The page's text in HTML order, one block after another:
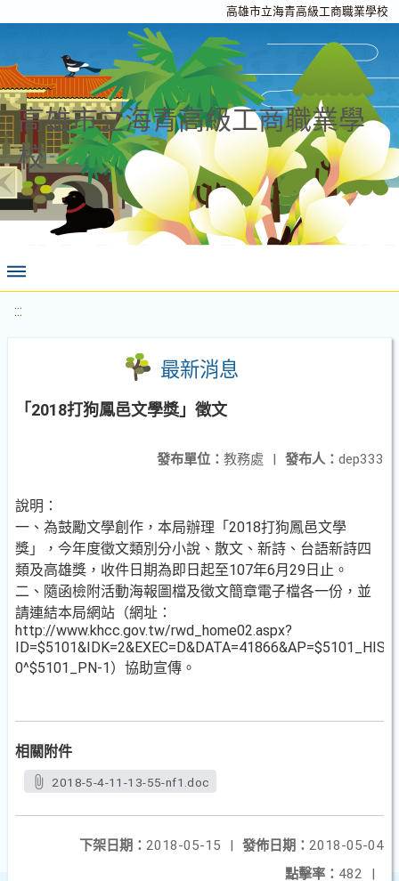
高雄市立海青高級工商職業學校
高雄市立海青高級工商職業學
校
:::
最新消息
「2018打狗鳳邑文學獎」徵文
發布人： dep333
發布單位： 教務處 |
說明：
一、為鼓勵文學創作，本局辦理「2018打狗鳳邑文學
獎」，今年度徵文類別分小說、散文、新詩、台語新詩四
類及高雄獎，收件日期為即日起至107年6月29日止。
二、隨函檢附活動海報圖檔及徵文簡章電子檔各一份，並
請連結本局網站（網址：
http://www.khcc.gov.tw/rwd_home02.aspx?
0^$5101_PN-1）協助宣傳。
相關附件
2018-5-4-11-13-55-nf1.doc
發佈日期： 2018-05-04
下架日期： 2018-05-15
|
點擊率： 482 |